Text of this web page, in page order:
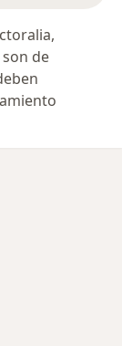
de